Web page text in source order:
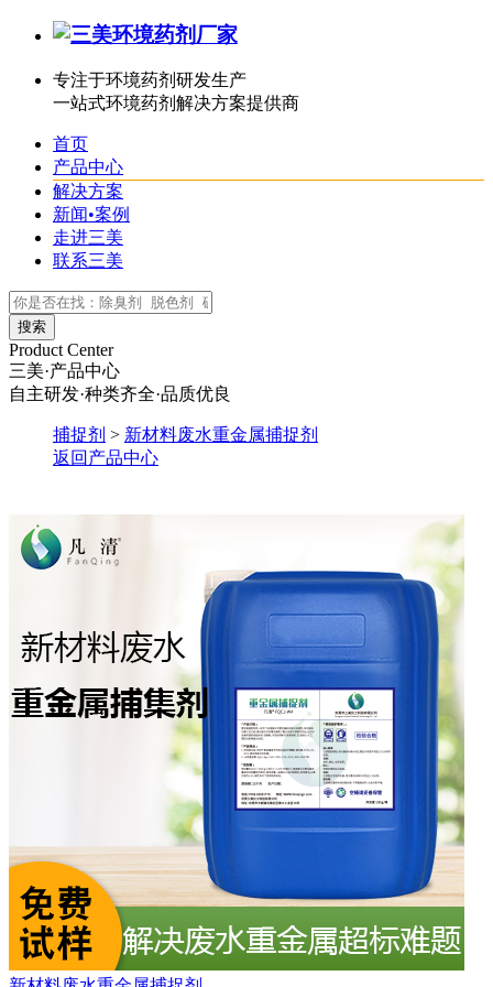
专注于环境药剂研发生产
一站式环境药剂解决方案提供商
首页
产品中心
解决方案
新闻•案例
走进三美
联系三美
Product Center
三美·产品中心
自主研发·种类齐全·品质优良
捕捉剂 > 新材料废水重金属捕捉剂
返回产品中心